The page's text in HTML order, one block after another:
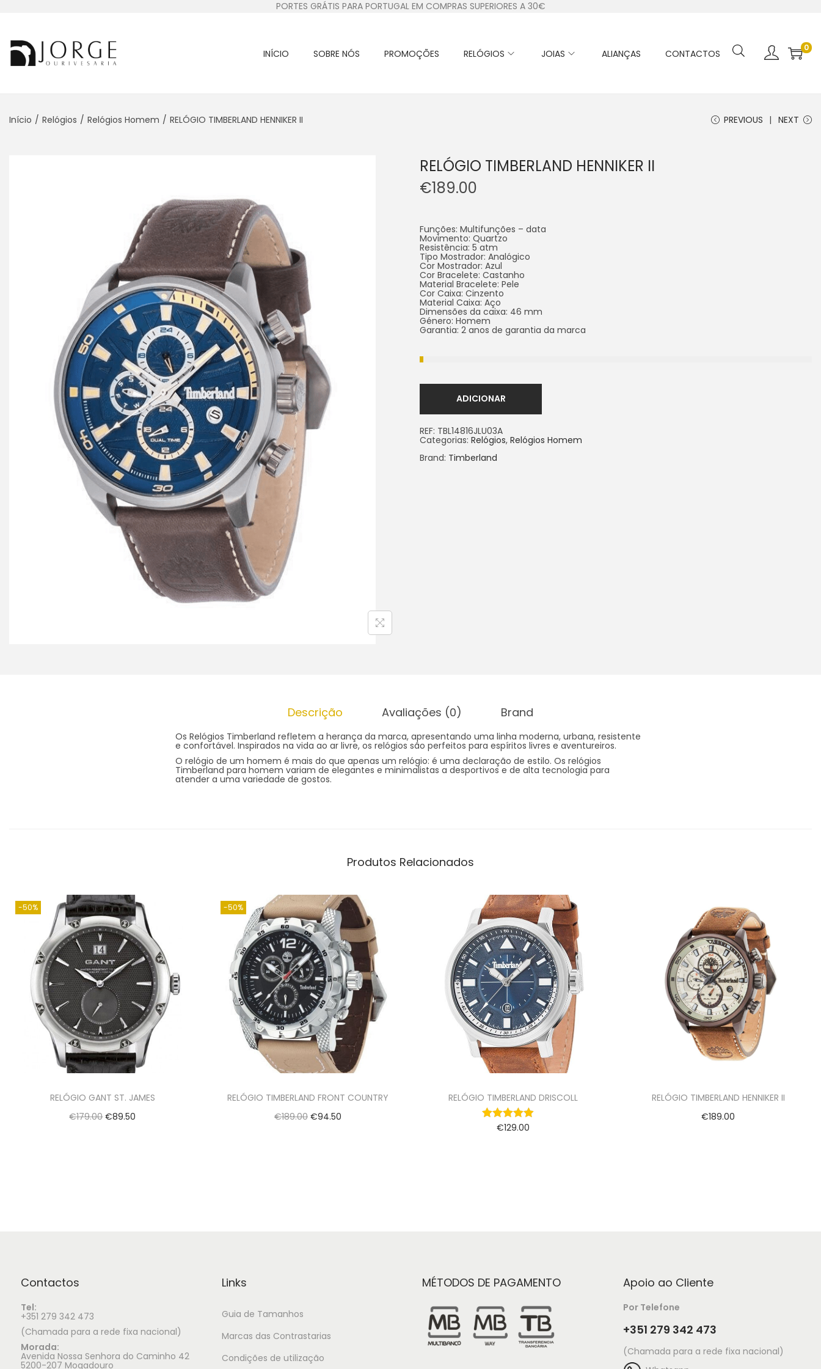
PORTES GRÁTIS PARA PORTUGAL EM COMPRAS SUPERIORES A 30€
INÍCIO SOBRE NÓS PROMOÇÕES RELÓGIOS JOIAS ALIANÇAS CONTACTOS 0
Início / Relógios / Relógios Homem / RELÓGIO TIMBERLAND HENNIKER II PREVIOUS NEXT
RELÓGIO TIMBERLAND HENNIKER II
€189.00
Funções: Multifunções – data
Movimento: Quartzo
Resistência: 5 atm
Tipo Mostrador: Analógico
Cor Mostrador: Azul
Cor Bracelete: Castanho
Material Bracelete: Pele
Cor Caixa: Cinzento
Material Caixa: Aço
Dimensões da caixa: 46 mm
Género: Homem
Garantia: 2 anos de garantia da marca
ADICIONAR
REF: TBL14816JLU03A
Categorias: Relógios, Relógios Homem
Brand: Timberland
Descrição Avaliações (0) Brand
Os Relógios Timberland refletem a herança da marca, apresentando uma linha moderna, urbana, resistente
e confortável. Inspirados na vida ao ar livre, os relógios são perfeitos para espíritos livres e aventureiros.
O relógio de um homem é mais do que apenas um relógio: é uma declaração de estilo. Os relógios
Timberland para homem variam de elegantes e minimalistas a desportivos e de alta tecnologia para
atender a uma variedade de gostos.
Produtos Relacionados
-50%
RELÓGIO GANT ST. JAMES
€179.00 €89.50
-50%
RELÓGIO TIMBERLAND FRONT COUNTRY
€189.00 €94.50
RELÓGIO TIMBERLAND DRISCOLL
€129.00
RELÓGIO TIMBERLAND HENNIKER II
€189.00
Contactos
Tel:
+351 279 342 473
(Chamada para a rede fixa nacional)
Morada:
Avenida Nossa Senhora do Caminho 42
5200-207 Mogadouro
Links
Guia de Tamanhos
Marcas das Contrastarias
Condições de utilização
MÉTODOS DE PAGAMENTO Apoio ao Cliente
Por Telefone
+351 279 342 473
(Chamada para a rede fixa nacional)